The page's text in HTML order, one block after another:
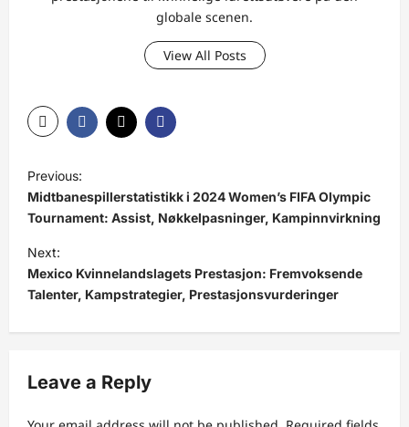
globale scenen.
View All Posts
P
o
s
t
n
a
v
g
a
Previous:
Midtbanespillerstatistikk i 2024 Women’s FIFA Olympic
Tournament: Assist, Nøkkelpasninger, Kampinnvirkning
Next:
Mexico Kvinnelandslagets Prestasjon: Fremvoksende
Talenter, Kampstrategier, Prestasjonsvurderinger
Leave a Reply